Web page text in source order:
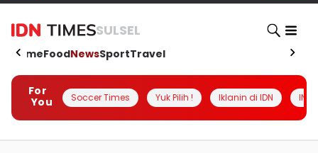
SULSEL
HomeFoodNewsSportTravel
For
You
Soccer Times Yuk Pilih ! Iklanin di IDN